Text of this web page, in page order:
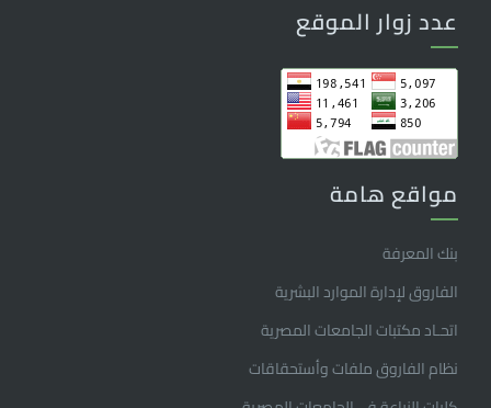
عدد زوار الموقع
مواقع هامة
بنك المعرفة
الفاروق ﻹدارة الموارد البشرية
اتحـاد مكتبات الجامعات المصرية
نظام الفاروق ملفات وأستحقاقات